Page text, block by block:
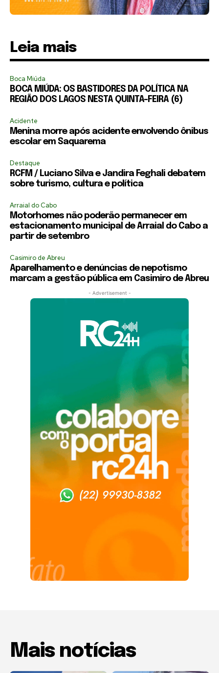
Leia mais
Boca Miúda
BOCA MIÚDA: OS BASTIDORES DA POLÍTICA NA
REGIÃO DOS LAGOS NESTA QUINTA-FEIRA (6)
Acidente
Menina morre após acidente envolvendo ônibus
escolar em Saquarema
Destaque
RCFM / Luciano Silva e Jandira Feghali debatem
sobre turismo, cultura e política
Arraial do Cabo
Motorhomes não poderão permanecer em
estacionamento municipal de Arraial do Cabo a
partir de setembro
Casimiro de Abreu
Aparelhamento e denúncias de nepotismo
marcam a gestão pública em Casimiro de Abreu
- Advertisement -
Mais notícias